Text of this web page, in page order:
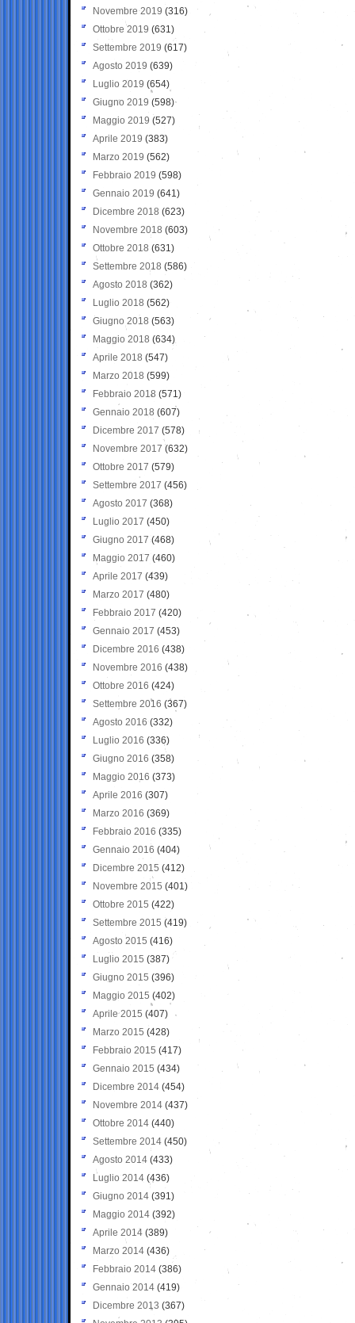
Novembre 2019 (316)
Ottobre 2019 (631)
Settembre 2019 (617)
Agosto 2019 (639)
Luglio 2019 (654)
Giugno 2019 (598)
Maggio 2019 (527)
Aprile 2019 (383)
Marzo 2019 (562)
Febbraio 2019 (598)
Gennaio 2019 (641)
Dicembre 2018 (623)
Novembre 2018 (603)
Ottobre 2018 (631)
Settembre 2018 (586)
Agosto 2018 (362)
Luglio 2018 (562)
Giugno 2018 (563)
Maggio 2018 (634)
Aprile 2018 (547)
Marzo 2018 (599)
Febbraio 2018 (571)
Gennaio 2018 (607)
Dicembre 2017 (578)
Novembre 2017 (632)
Ottobre 2017 (579)
Settembre 2017 (456)
Agosto 2017 (368)
Luglio 2017 (450)
Giugno 2017 (468)
Maggio 2017 (460)
Aprile 2017 (439)
Marzo 2017 (480)
Febbraio 2017 (420)
Gennaio 2017 (453)
Dicembre 2016 (438)
Novembre 2016 (438)
Ottobre 2016 (424)
Settembre 2016 (367)
Agosto 2016 (332)
Luglio 2016 (336)
Giugno 2016 (358)
Maggio 2016 (373)
Aprile 2016 (307)
Marzo 2016 (369)
Febbraio 2016 (335)
Gennaio 2016 (404)
Dicembre 2015 (412)
Novembre 2015 (401)
Ottobre 2015 (422)
Settembre 2015 (419)
Agosto 2015 (416)
Luglio 2015 (387)
Giugno 2015 (396)
Maggio 2015 (402)
Aprile 2015 (407)
Marzo 2015 (428)
Febbraio 2015 (417)
Gennaio 2015 (434)
Dicembre 2014 (454)
Novembre 2014 (437)
Ottobre 2014 (440)
Settembre 2014 (450)
Agosto 2014 (433)
Luglio 2014 (436)
Giugno 2014 (391)
Maggio 2014 (392)
Aprile 2014 (389)
Marzo 2014 (436)
Febbraio 2014 (386)
Gennaio 2014 (419)
Dicembre 2013 (367)